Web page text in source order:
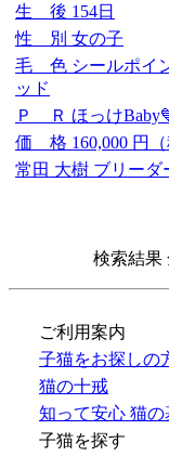
生 後 154日
性 別 女の子
毛 色 シールポイ
ッド
Ｐ Ｒ ほっけ
価 格 160,000 円（
常田 大樹 ブリーダ
検索結果
ご利用案内
子猫をお探しの
猫の十戒
知って安心 猫
子猫を探す